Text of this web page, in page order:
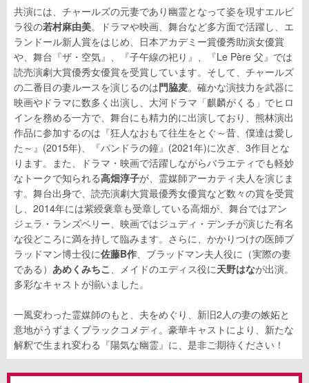
共演には、チャールズの元妻であり幽霊となって姿を現すエルビ
ラ役の若村麻由美。ドラマや映画、舞台など多方面で活躍し、エ
ランドール新人賞をはじめ、日本アカデミー賞優秀助演女優賞
や、舞台『ザ・空気』、『子午線の祀り』、『Le Père 父』では
読売演劇大賞優秀女優賞を受賞しています。そして、チャールズ
の二番目の妻ルースを演じるのは門脇麦。確かな演技力を武器に
映画やドラマに数多く出演し、大河ドラマ「麒麟がくる」でヒロ
インを務める一方で、舞台にも精力的に出演しており、熊林演出
作品に参加するのは『狂人なおもて往生をとぐ～昔、僕達は愛し
た～』(2015年)、『パンドラの鐘』(2021年)に次ぎ、3作目とな
ります。また、ドラマ・映画で活躍しながらバラエティでも軽妙
なトークで知られる高畑淳子が、霊媒師アーカティ夫人を演じま
す。舞台出身で、読売演劇大賞最優秀女優賞など数々の賞を受賞
し、2014年には紫綬褒章も受章している高畑が、舞台ではアン
ジェラ・ランズベリー、映画ではジュディ・デンチが演じた有名
な役どころに満を持して臨みます。さらに、かかりつけの医師ブ
ラッドマン博士役に佐藤B作、ブラッドマン夫人役に（実際の妻
である） あめくみちこ、メイドのエディス役に天野はなが出演。
多彩なキャストが揃いました。
一風変わった霊媒師のもと、夫をめぐり、新旧2人の妻の嫉妬と
意地がうずまくブラックコメディ。豪華キャストにより、新たな
解釈で生まれ変わる『陽気な幽霊』に、是非ご期待ください！